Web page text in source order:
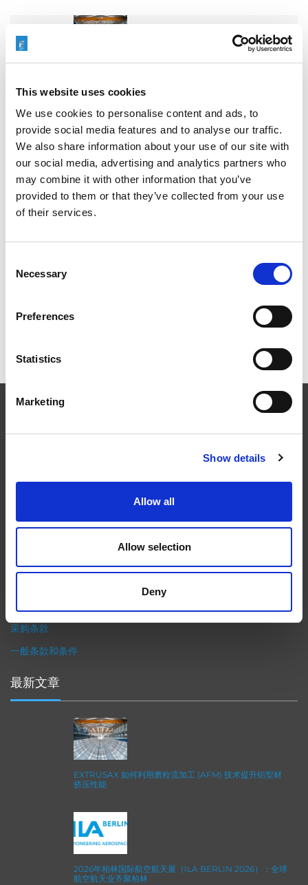
This website uses cookies
We use cookies to personalise content and ads, to
provide social media features and to analyse our traffic.
We also share information about your use of our site with
our social media, advertising and analytics partners who
may combine it with other information that you’ve
provided to them or that they’ve collected from your use
of their services.
Selection
Necessary
Preferences
Statistics
Marketing
Show details
Allow all
Allow selection
Deny
2026年柏林国际航空航天展（ILA BERLIN 2026）：全球
航空航天业齐聚柏林
在航空航天、汽车、能源和医疗等领域，部件的高精度加工对最终
精度。事实上，我们的 易趋宏公司（EXTRUDE HONE®） 机械加
工解决方案系列可以触及您看不到的零件表面，并且对其进行成型
采购条款
一般条款和条件
最新文章
EXTRUSAX 如何利用磨粒流加工 (AFM) 技术提升铝型材
挤压性能
2026年柏林国际航空航天展（ILA BERLIN 2026）：全球
航空航天业齐聚柏林